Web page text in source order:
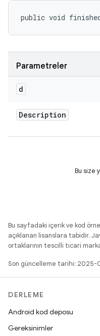
public void
Parametreler
d
Description
Bu size
Bu sayfadaki içerik ve kod
açıklanan lisanslara tabidir.
ortaklarının tescilli ticari
Son güncelleme tarihi: 2025-
DERLEME
Android kod deposu
Gereksinimler